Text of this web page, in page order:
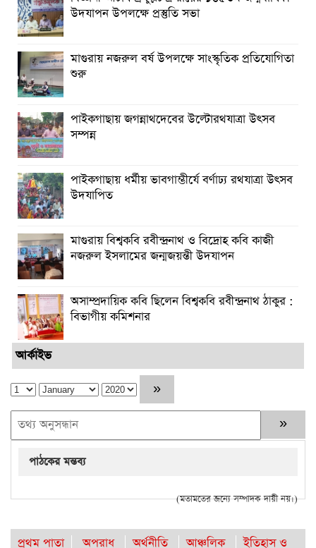
উদযাপন উপলক্ষে প্রস্তুতি সভা
মাগুরায় নজরুল বর্ষ উপলক্ষে সাংস্কৃতিক প্রতিযোগিতা
শুরু
পাইকগাছায় জগন্নাথদেবের উল্টোরথযাত্রা উৎসব
সম্পন্ন
পাইকগাছায় ধর্মীয় ভাবগাম্ভীর্যে বর্ণাঢ্য রথযাত্রা উৎসব
উদযাপিত
মাগুরায় বিশ্বকবি রবীন্দ্রনাথ ও বিদ্রোহ কবি কাজী
নজরুল ইসলামের জন্মজয়ন্তী উদযাপন
অসাম্প্রদায়িক কবি ছিলেন বিশ্বকবি রবীন্দ্রনাথ ঠাকুর :
বিভাগীয় কমিশনার
আর্কাইভ
পাঠকের মন্তব্য
(মতামতের জন্যে সম্পাদক দায়ী নয়।)
প্রথম পাতা অপরাধ অর্থনীতি আঞ্চলিক ইতিহাস ও